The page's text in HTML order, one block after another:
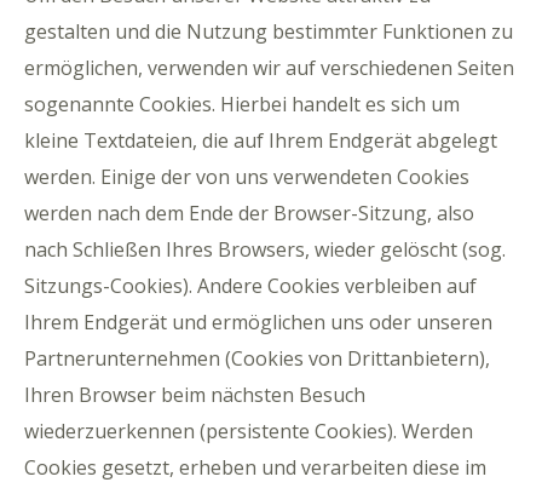
gestalten und die Nutzung bestimmter Funktionen zu
ermöglichen, verwenden wir auf verschiedenen Seiten
sogenannte Cookies. Hierbei handelt es sich um
kleine Textdateien, die auf Ihrem Endgerät abgelegt
werden. Einige der von uns verwendeten Cookies
werden nach dem Ende der Browser-Sitzung, also
nach Schließen Ihres Browsers, wieder gelöscht (sog.
Sitzungs-Cookies). Andere Cookies verbleiben auf
Ihrem Endgerät und ermöglichen uns oder unseren
Partnerunternehmen (Cookies von Drittanbietern),
Ihren Browser beim nächsten Besuch
wiederzuerkennen (persistente Cookies). Werden
Cookies gesetzt, erheben und verarbeiten diese im